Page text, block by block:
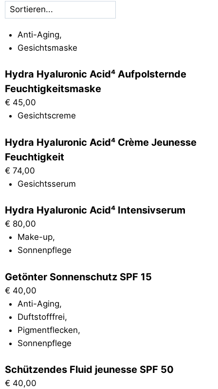
Anti-Aging,
Gesichtsmaske
Hydra Hyaluronic Acid⁴ Aufpolsternde
Feuchtigkeitsmaske
€ 45,00
Gesichtscreme
Hydra Hyaluronic Acid⁴ Crème Jeunesse
Feuchtigkeit
€ 74,00
Gesichtsserum
Hydra Hyaluronic Acid⁴ Intensivserum
€ 80,00
Make-up,
Sonnenpflege
Getönter Sonnenschutz SPF 15
€ 40,00
Anti-Aging,
Duftstofffrei,
Pigmentflecken,
Sonnenpflege
Schützendes Fluid jeunesse SPF 50
€ 40,00